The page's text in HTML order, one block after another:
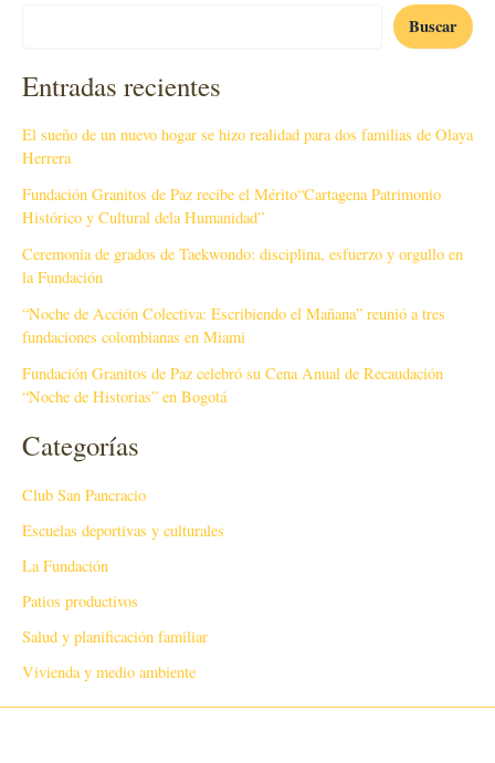
Buscar
Entradas recientes
El sueño de un nuevo hogar se hizo realidad para dos familias de Olaya
Herrera
Fundación Granitos de Paz recibe el Mérito“Cartagena Patrimonio
Histórico y Cultural dela Humanidad”
Ceremonia de grados de Taekwondo: disciplina, esfuerzo y orgullo en
la Fundación
“Noche de Acción Colectiva: Escribiendo el Mañana” reunió a tres
fundaciones colombianas en Miami
Fundación Granitos de Paz celebró su Cena Anual de Recaudación
“Noche de Historias” en Bogotá
Categorías
Club San Pancracio
Escuelas deportivas y culturales
La Fundación
Patios productivos
Salud y planificación familiar
Vivienda y medio ambiente